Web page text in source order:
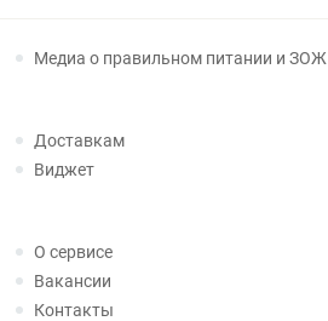
Медиа о правильном питании и ЗОЖ
Доставкам
Виджет
О сервисе
Вакансии
Контакты